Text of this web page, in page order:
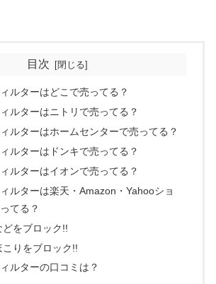
目次
ルターはどこで売ってる？
ルターはニトリで売ってる？
ルターはホームセンターで売ってる？
ルターはドンキで売ってる？
ルターはイオンで売ってる？
ルターは楽天・Amazon・Yahooショ
てる？
をブロック!!
こりをブロック!!
ルターの口コミは？